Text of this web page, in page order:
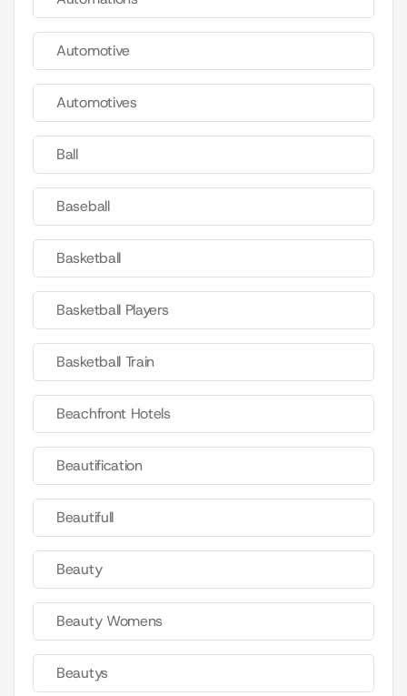
Automotive
Automotives
Ball
Baseball
Basketball
Basketball Players
Basketball Train
Beachfront Hotels
Beautification
Beautifull
Beauty
Beauty Womens
Beautys